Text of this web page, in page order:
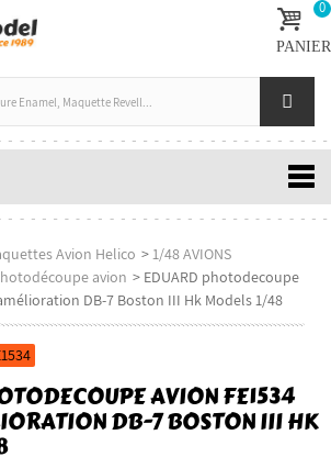
0
PANIER
Avion Helico >1/48 AVIONS
avion > EDUARD photodecoupe
DB-7 Boston III Hk Models 1/48
AVION FE1534
DB-7 BOSTON III HK